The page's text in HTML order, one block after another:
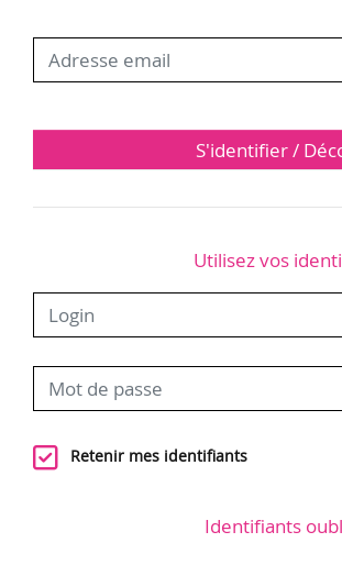
S'identifier /
Utilisez vos
Retenir mes identifiants
Identifiants